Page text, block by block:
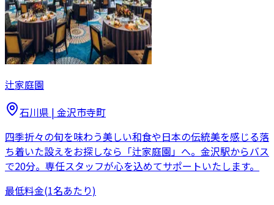
辻家庭園
石川県 | 金沢市寺町
四季折々の旬を味わう美しい和食や日本の伝統美を感じる落
ち着いた設えをお探しなら「辻家庭園」へ。金沢駅からバス
で20分。専任スタッフが心を込めてサポートいたします。
最低料金(1名あたり)